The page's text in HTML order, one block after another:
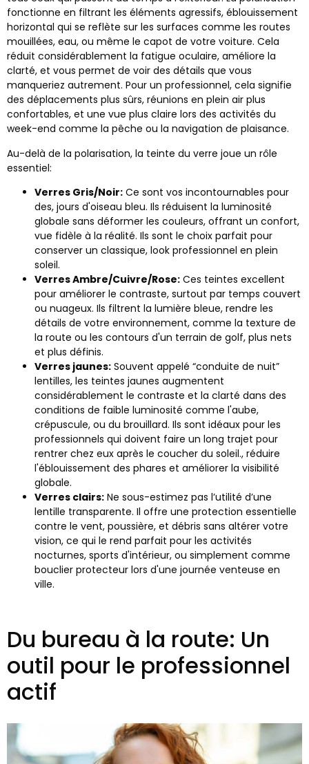
fonctionne en filtrant les éléments agressifs, éblouissement
horizontal qui se reflète sur les surfaces comme les routes
mouillées, eau, ou même le capot de votre voiture. Cela
réduit considérablement la fatigue oculaire, améliore la
clarté, et vous permet de voir des détails que vous
manqueriez autrement. Pour un professionnel, cela signifie
des déplacements plus sûrs, réunions en plein air plus
confortables, et une vue plus claire lors des activités du
week-end comme la pêche ou la navigation de plaisance.
Au-delà de la polarisation, la teinte du verre joue un rôle
essentiel:
Verres Gris/Noir: Ce sont vos incontournables pour
des, jours d'oiseau bleu. Ils réduisent la luminosité
globale sans déformer les couleurs, offrant un confort,
vue fidèle à la réalité. Ils sont le choix parfait pour
conserver un classique, look professionnel en plein
soleil.
Verres Ambre/Cuivre/Rose: Ces teintes excellent
pour améliorer le contraste, surtout par temps couvert
ou nuageux. Ils filtrent la lumière bleue, rendre les
détails de votre environnement, comme la texture de
la route ou les contours d'un terrain de golf, plus nets
et plus définis.
Verres jaunes: Souvent appelé “conduite de nuit”
lentilles, les teintes jaunes augmentent
considérablement le contraste et la clarté dans des
conditions de faible luminosité comme l'aube,
crépuscule, ou du brouillard. Ils sont idéaux pour les
professionnels qui doivent faire un long trajet pour
rentrer chez eux après le coucher du soleil., réduire
l'éblouissement des phares et améliorer la visibilité
globale.
Verres clairs: Ne sous-estimez pas l’utilité d’une
lentille transparente. Il offre une protection essentielle
contre le vent, poussière, et débris sans altérer votre
vision, ce qui le rend parfait pour les activités
nocturnes, sports d'intérieur, ou simplement comme
bouclier protecteur lors d'une journée venteuse en
ville.
Du bureau à la route: Un
outil pour le professionnel
actif